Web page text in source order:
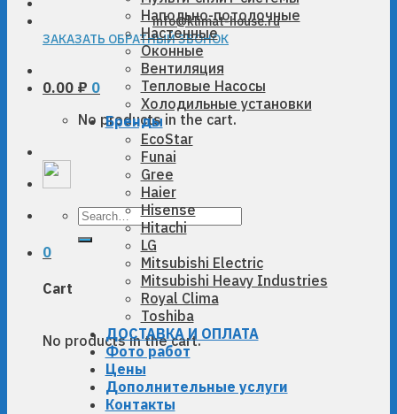
info@klimat-house.ru
ЗАКАЗАТЬ ОБРАТНЫЙ ЗВОНОК
0.00 ₽ 0
No products in the cart.
Search
0
Cart
No products in the cart.
Напольно-потолочные
Настенные
Оконные
Вентиляция
Тепловые Насосы
Холодильные установки
Бренды
EcoStar
Funai
Gree
Haier
Hisense
Hitachi
LG
Mitsubishi Electric
Mitsubishi Heavy Industries
Royal Clima
Toshiba
ДОСТАВКА И ОПЛАТА
Фото работ
Цены
Дополнительные услуги
Контакты